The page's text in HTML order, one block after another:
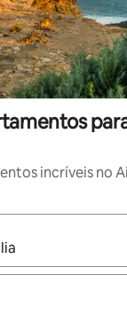
incríveis no
estiverem